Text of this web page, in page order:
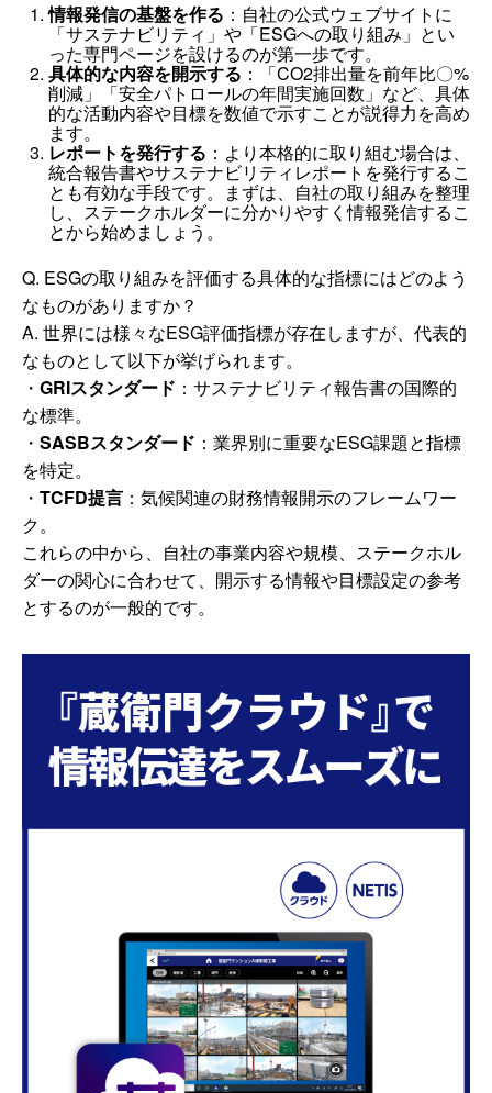
情報発信の基盤を作る ：自社の公式ウェブサイトに
「サステナビリティ」や「ESGへの取り組み」とい
った専門ページを設けるのが第一歩です。
具体的な内容を開示する ：「CO2排出量を前年比〇%
削減」「安全パトロールの年間実施回数」など、具体
的な活動内容や目標を数値で示すことが説得力を高め
ます。
レポートを発行する ：より本格的に取り組む場合は、
統合報告書やサステナビリティレポートを発行するこ
とも有効な手段です。まずは、自社の取り組みを整理
し、ステークホルダーに分かりやすく情報発信するこ
とから始めましょう。
Q. ESGの取り組みを評価する具体的な指標にはどのよう
なものがありますか？
A. 世界には様々なESG評価指標が存在しますが、代表的
なものとして以下が挙げられます。
・ GRIスタンダード ：サステナビリティ報告書の国際的
な標準。
・ SASBスタンダード ：業界別に重要なESG課題と指標
を特定。
・ TCFD提言 ：気候関連の財務情報開示のフレームワー
ク。
これらの中から、自社の事業内容や規模、ステークホル
ダーの関心に合わせて、開示する情報や目標設定の参考
とするのが一般的です。